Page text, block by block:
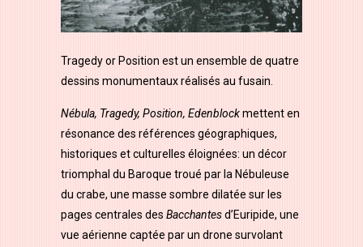
Tragedy or Position est un ensemble de quatre
dessins monumentaux réalisés au fusain.
Nébula, Tragedy, Position, Edenblockmettent en
résonance des références géographiques,
historiques et culturelles éloignées: un décor
triomphal du Baroque troué par la Nébuleuse
du crabe, une masse sombre dilatée sur les
pages centrales des Bacchantesd’Euripide, une
vue aérienne captée par un drone survolant